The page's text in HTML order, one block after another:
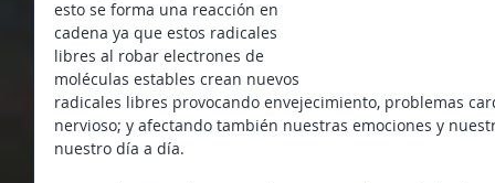
esto se forma una reacción en
cadena ya que estos radicales
libres al robar electrones de
moléculas estables crean nuevos
radicales libres provocando envejecimiento, problemas
nervioso; y afectando también nuestras emociones y
nuestro día a día.